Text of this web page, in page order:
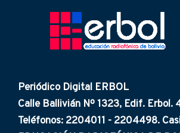
Periódico Digital ERBOL
Calle Ballivián Nº 1323, Edif. Erbol.
Teléfonos: 2204011 - 2204498.